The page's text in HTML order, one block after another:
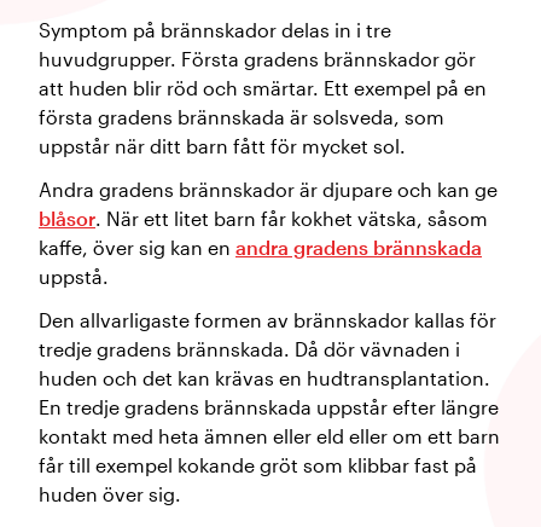
Symptom på brännskador delas in i tre
huvudgrupper. Första gradens brännskador gör
att huden blir röd och smärtar. Ett exempel på en
första gradens brännskada är solsveda, som
uppstår när ditt barn fått för mycket sol.
Andra gradens brännskador är djupare och kan ge
blåsor. När ett litet barn får kokhet vätska, såsom
kaffe, över sig kan en andra gradens brännskada
uppstå.
Den allvarligaste formen av brännskador kallas för
tredje gradens brännskada. Då dör vävnaden i
huden och det kan krävas en hudtransplantation.
En tredje gradens brännskada uppstår efter längre
kontakt med heta ämnen eller eld eller om ett barn
får till exempel kokande gröt som klibbar fast på
huden över sig.